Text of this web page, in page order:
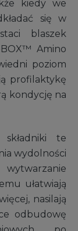
kiedy we
się w
blaszek
BOX™ Amino
poziom
profilaktykę
kondycję na
te
wydolności
ułatwiają
nasilają
odbudowę